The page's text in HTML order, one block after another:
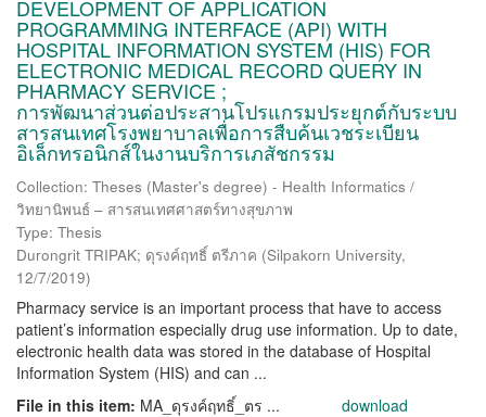
DEVELOPMENT OF APPLICATION
PROGRAMMING INTERFACE (API) WITH
HOSPITAL INFORMATION SYSTEM (HIS) FOR
ELECTRONIC MEDICAL RECORD QUERY IN
PHARMACY SERVICE ;
การพัฒนาส่วนต่อประสานโปรแกรมประยุกต์กับระบบ
สารสนเทศโรงพยาบาลเพื่อการสืบค้นเวชระเบียน
อิเล็กทรอนิกส์ในงานบริการเภสัชกรรม
Collection: Theses (Master's degree) - Health Informatics /
วิทยานิพนธ์ – สารสนเทศศาสตร์ทางสุขภาพ
Type: Thesis
Durongrit TRIPAK; ดุรงค์ฤทธิ์ ตรีภาค (Silpakorn University,
12/7/2019)
Pharmacy service is an important process that have to access
patient’s information especially drug use information. Up to date,
electronic health data was stored in the database of Hospital
Information System (HIS) and can ...
File in this item: MA_ดุรงค์ฤทธิ์_ตร ... download